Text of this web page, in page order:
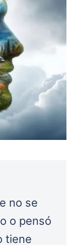
no se
o pensó
tiene